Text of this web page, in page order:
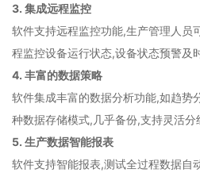
3. 集成远程监控
软件支持远程监控功能,生产管理人员
程监控设备运行状态,设备状态预警及
4. 丰富的数据策略
软件集成丰富的数据分析功能,如趋势
种数据存储模式,几乎备份,支持灵活分
5. 生产数据智能报表
软件支持智能报表,测试全过程数据自